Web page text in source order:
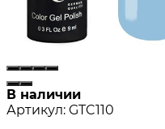
В наличии
Артикул: GTC110